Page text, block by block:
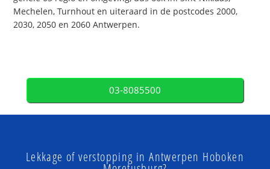
Mechelen, Turnhout en uiteraard in de postcodes 2000,
2030, 2050 en 2060 Antwerpen.
03-8085500
Lekkage of verstopping in Antwerpen Hoboken